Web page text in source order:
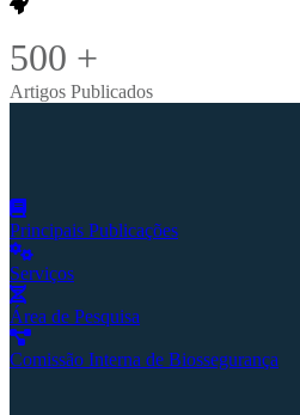
500 +
Artigos Publicados
Principais Publicações
Serviços
Área de Pesquisa
Comissão Interna de Biossegurança